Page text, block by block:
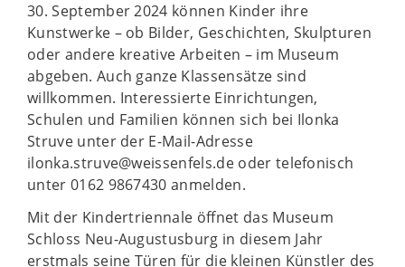
30. September 2024 können Kinder ihre
Kunstwerke – ob Bilder, Geschichten, Skulpturen
oder andere kreative Arbeiten – im Museum
abgeben. Auch ganze Klassensätze sind
willkommen. Interessierte Einrichtungen,
Schulen und Familien können sich bei Ilonka
Struve unter der E-Mail-Adresse
ilonka.struve@weissenfels.de oder telefonisch
unter 0162 9867430 anmelden.
Mit der Kindertriennale öffnet das Museum
Schloss Neu-Augustusburg in diesem Jahr
erstmals seine Türen für die kleinen Künstler des